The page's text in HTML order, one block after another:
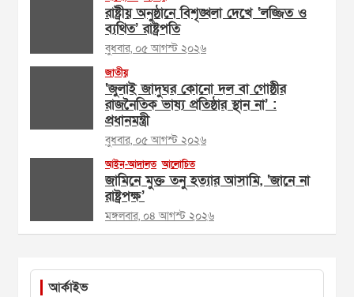
রাষ্ট্রীয় অনুষ্ঠানে বিশৃঙ্খলা দেখে ‘লজ্জিত ও
ব্যথিত’ রাষ্ট্রপতি
বুধবার, ০৫ আগস্ট ২০২৬
জাতীয়
‘জুলাই জাদুঘর কোনো দল বা গোষ্ঠীর
রাজনৈতিক ভাষ্য প্রতিষ্ঠার স্থান না’ :
প্রধানমন্ত্রী
বুধবার, ০৫ আগস্ট ২০২৬
আইন-আদালত আলোচিত
জামিনে মুক্ত তনু হত্যার আসামি, ‘জানে না
রাষ্ট্রপক্ষ’
মঙ্গলবার, ০৪ আগস্ট ২০২৬
আর্কাইভ